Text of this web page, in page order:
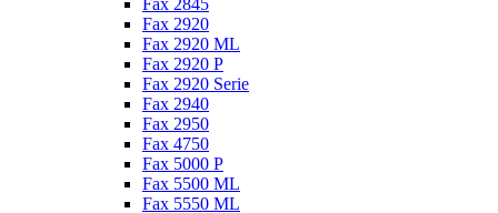
Fax 2920
Fax 2920 ML
Fax 2920 P
Fax 2920 Serie
Fax 2940
Fax 2950
Fax 4750
Fax 5000 P
Fax 5500 ML
Fax 5550 ML